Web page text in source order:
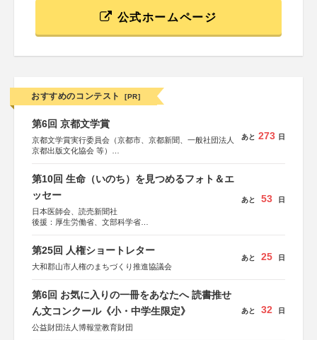
公式ホームページ
おすすめのコンテスト [PR]
第6回 京都文学賞
京都文学賞実行委員会（京都市、京都新聞、一般社団法人
京都出版文化協会 等）
KADOKAWA、河出書房新社、幻冬舎、講談社、光文社、
集英社、小学館、祥伝社、新潮社、淡交社、ちいさいミシ
マ社、徳間書店、早川書房、PHP研究所、双葉社、文藝春
あと 273 日
第10回 生命（いのち）を見つめるフォト＆エ
ッセー
日本医師会、読売新聞社
後援：厚生労働省、文部科学省
あと 53 日
第25回 人権ショートレター
大和郡山市人権のまちづくり推進協議会
あと 25 日
第6回 お気に入りの一冊をあなたへ 読書推せ
ん文コンクール《小・中学生限定》
公益財団法人博報堂教育財団
あと 32 日